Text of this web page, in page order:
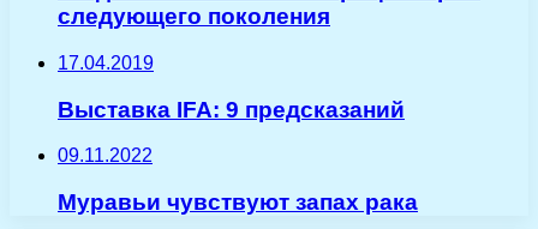
следующего поколения
17.04.2019
Выставка IFA: 9 предсказаний
09.11.2022
Муравьи чувствуют запах рака